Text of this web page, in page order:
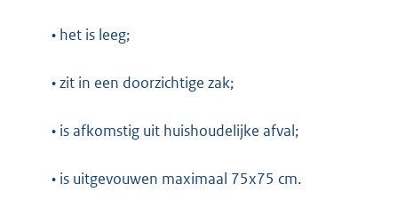
• het is leeg;
• zit in een doorzichtige zak;
• is afkomstig uit huishoudelijke afval;
• is uitgevouwen maximaal 75x75 cm.